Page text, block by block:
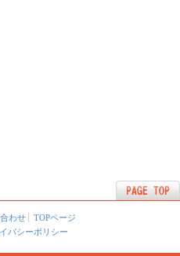
わせ
TOPページ
バシーポリシー